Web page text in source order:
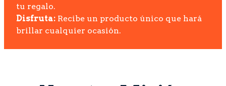
tu regalo.
Disfruta: Recibe un producto único que hará
brillar cualquier ocasión.